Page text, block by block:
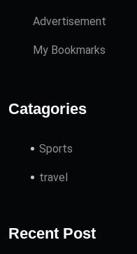
Advertisement
My Bookmarks
Catagories
Sports
travel
Recent Post